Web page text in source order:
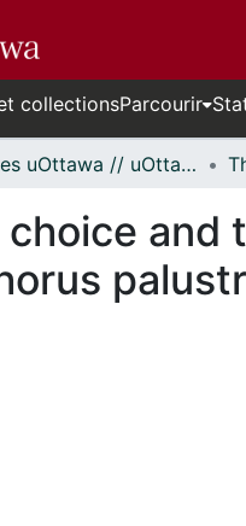
collectionsParcourir
Thèses uOttawa // uOttawa Theses
choice and